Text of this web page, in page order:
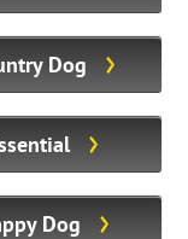
Dog
Dog